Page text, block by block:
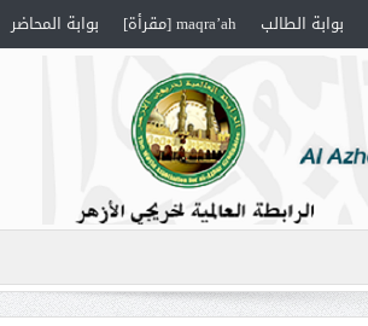
بوابة الطالب maqra’ah [مقرأة] بوابة المحاضر